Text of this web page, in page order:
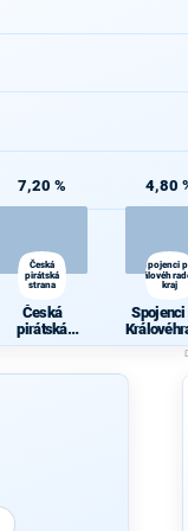
7,20 %
Česká
pirátská
strana
Česká
pirátská
strana
4,80
Spojenci
kraj
Spojenci
ký